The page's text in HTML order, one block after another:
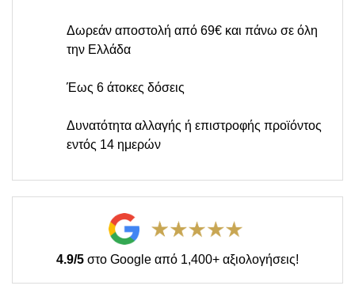
Δωρεάν αποστολή από 69€ και πάνω σε όλη
την Ελλάδα
Έως 6 άτοκες δόσεις
Δυνατότητα αλλαγής ή επιστροφής προϊόντος
εντός 14 ημερών
4.9/5 στο Google από 1,400+ αξιολογήσεις!